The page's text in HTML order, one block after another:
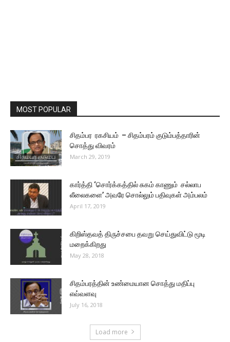
MOST POPULAR
சிதம்பர ரகசியம் – சிதம்பரம் குடும்பத்தாரின்
சொத்து விவரம்
March 29, 2019
கார்த்தி ‘சொர்க்கத்தில் சுகம் காணும் சல்லாப
லீலைகளை’ அவரே சொல்லும் பதிவுகள் அம்பலம்
April 17, 2019
கிறிஸ்தவத் திருச்சபை தவறு செய்துவிட்டு மூடி
மறைக்கிறது
May 28, 2018
சிதம்பரத்தின் உண்மையான சொத்து மதிப்பு
எவ்வளவு
July 16, 2018
Load more